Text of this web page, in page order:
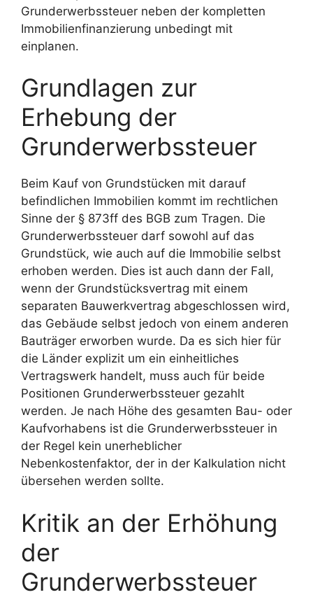
Grunderwerbssteuer neben der kompletten
Immobilienfinanzierung unbedingt mit
einplanen.
Grundlagen zur
Erhebung der
Grunderwerbssteuer
Beim Kauf von Grundstücken mit darauf
befindlichen Immobilien kommt im rechtlichen
Sinne der § 873ff des BGB zum Tragen. Die
Grunderwerbssteuer darf sowohl auf das
Grundstück, wie auch auf die Immobilie selbst
erhoben werden. Dies ist auch dann der Fall,
wenn der Grundstücksvertrag mit einem
separaten Bauwerkvertrag abgeschlossen wird,
das Gebäude selbst jedoch von einem anderen
Bauträger erworben wurde. Da es sich hier für
die Länder explizit um ein einheitliches
Vertragswerk handelt, muss auch für beide
Positionen Grunderwerbssteuer gezahlt
werden. Je nach Höhe des gesamten Bau- oder
Kaufvorhabens ist die Grunderwerbssteuer in
der Regel kein unerheblicher
Nebenkostenfaktor, der in der Kalkulation nicht
übersehen werden sollte.
Kritik an der Erhöhung
der
Grunderwerbssteuer